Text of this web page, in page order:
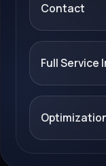
Contact
Full